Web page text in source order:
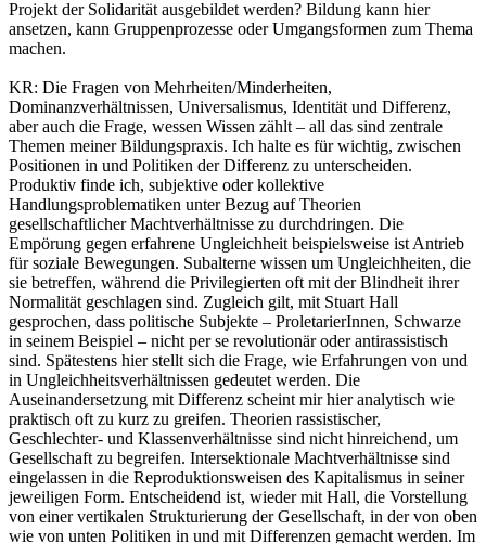
Projekt der Solidarität ausgebildet werden? Bildung kann hier
ansetzen, kann Gruppenprozesse oder Umgangsformen zum Thema
machen.
KR: Die Fragen von Mehrheiten/Minderheiten,
Dominanzverhältnissen, Universalismus, Identität und Differenz,
aber auch die Frage, wessen Wissen zählt – all das sind zentrale
Themen meiner Bildungspraxis. Ich halte es für wichtig, zwischen
Positionen in und Politiken der Differenz zu unterscheiden.
Produktiv finde ich, subjektive oder kollektive
Handlungsproblematiken unter Bezug auf Theorien
gesellschaftlicher Machtverhältnisse zu durchdringen. Die
Empörung gegen erfahrene Ungleichheit beispielsweise ist Antrieb
für soziale Bewegungen. Subalterne wissen um Ungleichheiten, die
sie betreffen, während die Privilegierten oft mit der Blindheit ihrer
Normalität geschlagen sind. Zugleich gilt, mit Stuart Hall
gesprochen, dass politische Subjekte – ProletarierInnen, Schwarze
in seinem Beispiel – nicht per se revolutionär oder antirassistisch
sind. Spätestens hier stellt sich die Frage, wie Erfahrungen von und
in Ungleichheitsverhältnissen gedeutet werden. Die
Auseinandersetzung mit Differenz scheint mir hier analytisch wie
praktisch oft zu kurz zu greifen. Theorien rassistischer,
Geschlechter- und Klassenverhältnisse sind nicht hinreichend, um
Gesellschaft zu begreifen. Intersektionale Machtverhältnisse sind
eingelassen in die Reproduktionsweisen des Kapitalismus in seiner
jeweiligen Form. Entscheidend ist, wieder mit Hall, die Vorstellung
von einer vertikalen Strukturierung der Gesellschaft, in der von oben
wie von unten Politiken in und mit Differenzen gemacht werden. Im